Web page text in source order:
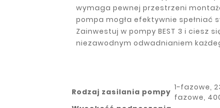
wymaga pewnej przestrzeni
pompa mogła efektywnie spełniać
Zainwestuj w pompy BEST 3 i ciesz
niezawodnym odwadnianiem
Rodzaj zasilania pompy 1-fazowe,
fazowe,